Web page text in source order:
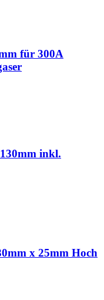
für 300A
inkl.
x 25mm Hoch